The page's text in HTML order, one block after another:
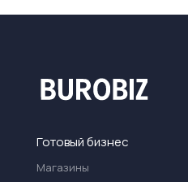
Готовый бизнес
Магазины